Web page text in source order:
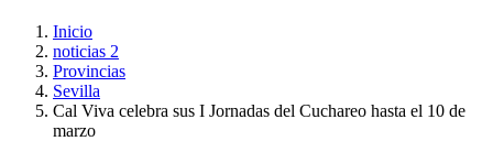
Inicio
noticias 2
Provincias
Sevilla
Cal Viva celebra sus I Jornadas del Cuchareo hasta el 10 de
marzo